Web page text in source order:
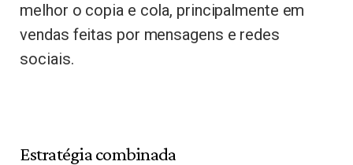
melhor o copia e cola, principalmente em
vendas feitas por mensagens e redes
sociais.
Estratégia combinada